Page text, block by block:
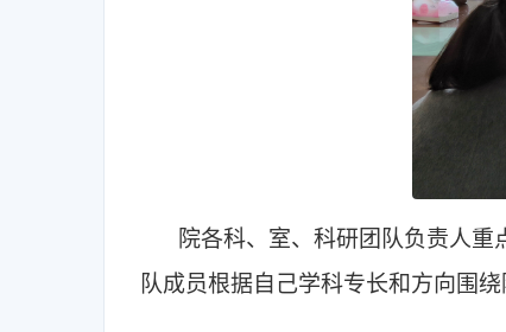
院各科、室、科研团队负责人
队成员根据自己学科专长和方向围